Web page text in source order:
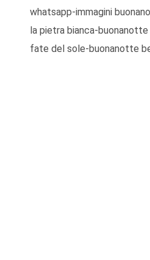
whatsapp-immagini
la pietra bianca-
fate del sole-buonanotte